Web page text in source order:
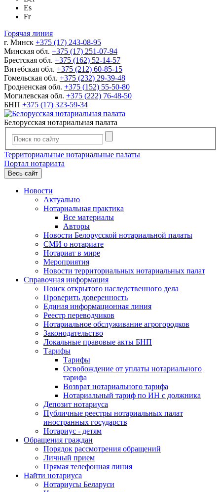
Es
Fr
Горячая линия
г. Минск +375 (17) 243-08-95
Минская обл. +375 (17) 251-07-94
Брестская обл. +375 (162) 52-14-57
Витебская обл. +375 (212) 60-85-15
Гомельская обл. +375 (232) 29-39-48
Гродненская обл. +375 (152) 55-50-80
Могилевская обл. +375 (222) 76-48-50
БНП +375 (17) 323-59-34
Белорусская нотариальная палата
Территориальные нотариальные палаты
Портал нотариата
Весь сайт
Новости
Актуально
Нотариальная практика
Все материалы
Авторы
Новости Белорусской нотариальной палаты
СМИ о нотариате
Нотариат в мире
Мероприятия
Новости территориальных нотариальных палат
Справочная информация
Поиск открытого наследственного дела
Проверить доверенность
Единая информационная линия
Реестр переводчиков
Нотариальное обслуживание агрогородков
Законодательство
Локальные правовые акты БНП
Тарифы
Тарифы
Освобождение от уплаты нотариального
тарифа
Возврат нотариального тарифа
Нотариальный тариф по ИН с должника
Депозит нотариуса
Публичные реестры нотариальных палат
иностранных государств
Нотариус - детям
Обращения граждан
Порядок рассмотрения обращений
Личный прием
Прямая телефонная линия
Найти нотариуса
Нотариусы Беларуси